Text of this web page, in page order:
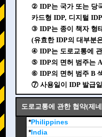
② IDP는 국가 또는 당
카드형 IDP, 디지털
③ IDP는 종이 책자 형
(유효한 IDP의 대부분
④ IDP는 도로교통에
⑤ IDP의 면허 범주는
⑥ IDP의 면허 범주 B
⑦ 사용일이 IDP 발급
도로교통에 관한 협약(제
*Philippines
*India